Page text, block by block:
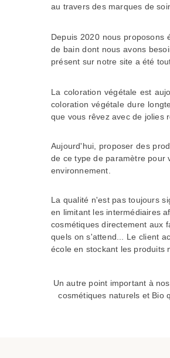
au travers des marques de
Depuis 2020 nous proposons
de bain dont nous avons
présent sur notre site a été
La coloration végétale est
coloration végétale dure
que vous rêvez avec de jolies
Aujourd'hui, proposer des
de ce type de paramètre pour
environnement.
La qualité n'est pas toujours
en limitant les intermédiaires
cosmétiques directement aux
quels on s'attend... Le client
école en stockant les produits
Un autre point important à
cosmétiques naturels et Bio